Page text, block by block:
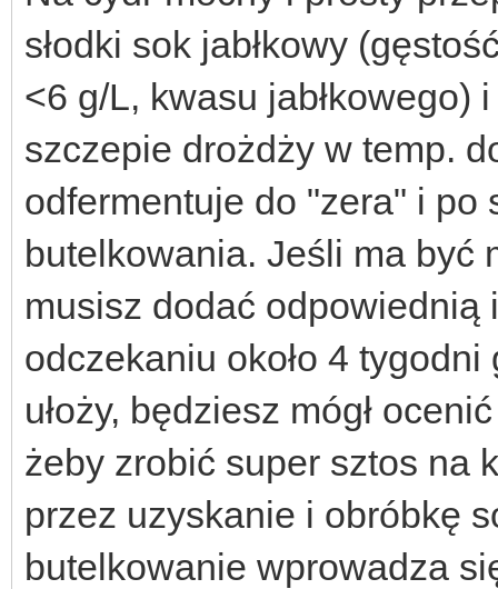
słodki sok jabłkowy
<6 g/L, kwasu jabłkowego)
szczepie drożdży w temp.
odfermentuje do "zera" i
butelkowania. Jeśli ma być
musisz dodać
odczekaniu około 4
ułoży, będziesz mógł
żeby zrobić super sztos na
przez uzyskanie i obróbkę
butelkowanie wprowadza